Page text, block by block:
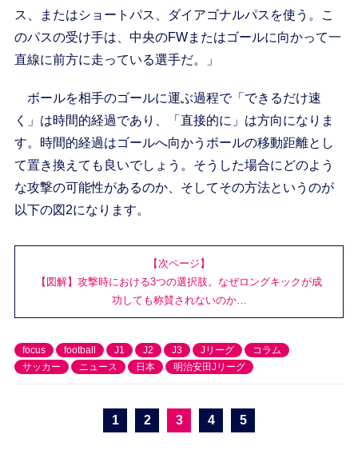
ス、またはショートパス、ダイアゴナルパスを使う。こ
のパスの受け手は、中央のFWまたはゴールに向かって一
直線に前方に走っている選手だ。」
ボールを相手のゴールに運ぶ過程で「できるだけ速
く」は時間的経過であり、「直接的に」は方向になりま
す。時間的経過はゴールへ向かうボールの移動距離とし
て置き換えても良いでしょう。そうした場合にどのよう
な攻撃の可能性があるのか、そしてその方法というのが
以下の図2になります。
【次ページ】
【図解】攻撃時における3つの選択肢。なぜロングキックが成
功しても称賛されないのか…
focus football J1 J2 J3 Jリーグ
コラム
サッカー
ニュース 日本 明治安田Jリーグ
1 2 3 4 5